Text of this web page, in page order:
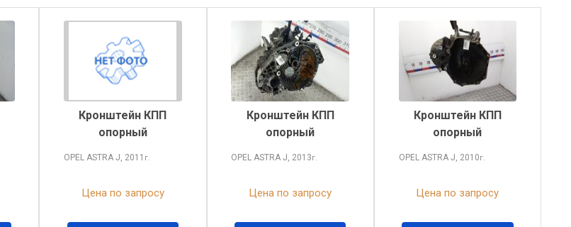
Кронштейн КПП
опорный
OPEL ASTRA J, 2011 г.
Цена по запросу
Кронштейн КПП
опорный
OPEL ASTRAJ, 2013г.
Цена по запросу
Кронштейн КПП
опорный
OPEL ASTRA J, 2010г.
Цена по запросу